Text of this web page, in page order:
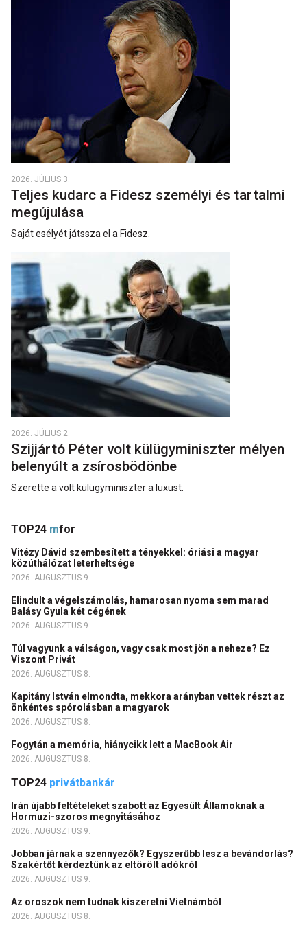
2026. JÚLIUS 3.
Teljes kudarc a Fidesz személyi és tartalmi
megújulása
Saját esélyét játssza el a Fidesz.
2026. JÚLIUS 2.
Szijjártó Péter volt külügyminiszter mélyen
belenyúlt a zsírosbödönbe
Szerette a volt külügyminiszter a luxust.
TOP24 mfor
Vitézy Dávid szembesített a tényekkel: óriási a magyar
közúthálózat leterheltsége
2026. AUGUSZTUS 9.
Elindult a végelszámolás, hamarosan nyoma sem marad
Balásy Gyula két cégének
2026. AUGUSZTUS 9.
Túl vagyunk a válságon, vagy csak most jön a neheze? Ez
Viszont Privát
2026. AUGUSZTUS 8.
Kapitány István elmondta, mekkora arányban vettek részt az
önkéntes spórolásban a magyarok
2026. AUGUSZTUS 8.
Fogytán a memória, hiánycikk lett a MacBook Air
2026. AUGUSZTUS 8.
TOP24 privátbankár
Irán újabb feltételeket szabott az Egyesült Államoknak a
Hormuzi-szoros megnyitásához
2026. AUGUSZTUS 9.
Jobban járnak a szennyezők? Egyszerűbb lesz a bevándorlás?
Szakértőt kérdeztünk az eltörölt adókról
2026. AUGUSZTUS 9.
Az oroszok nem tudnak kiszeretni Vietnámból
2026. AUGUSZTUS 8.